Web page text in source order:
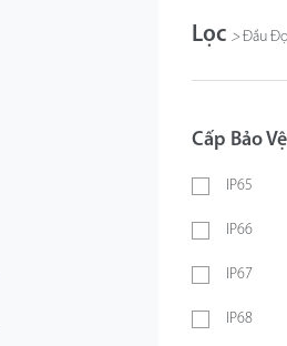
Lọc > Đầu
Cấp Bảo
IP65
IP66
IP67
IP68